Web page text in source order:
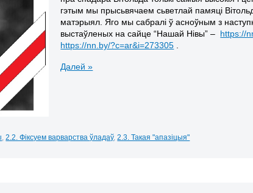
гэтым мы прысьвячаем сьветлай памяці
матэрыял. Яго мы сабралі ў асноўным з
выстаўленых на сайце “Нашай Нівы” – https://
https://nn.by/?c=ar&i=273305
Далей »
,2.2. Фіксуем варварства ўладаў,2.3. Такая "апазіцыя"